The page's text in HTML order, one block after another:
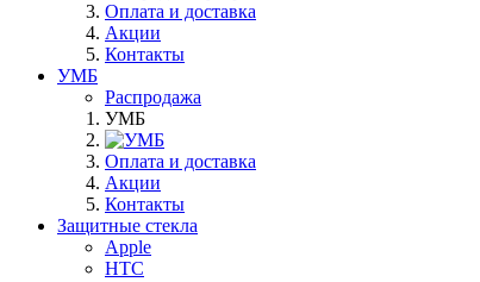
Оплата и доставка
Акции
Контакты
УМБ
Распродажа
УМБ
Оплата и доставка
Акции
Контакты
Защитные стекла
Apple
HTC